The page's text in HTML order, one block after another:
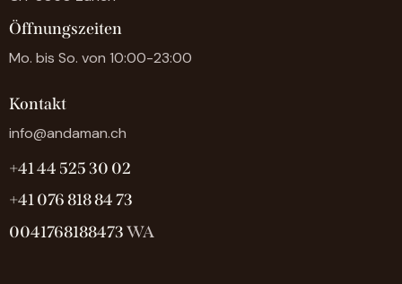
Öffnungszeiten
Mo. bis So. von 10:00-23:00
Kontakt
info@andaman.ch
+41 44 525 30 02
+41 076 818 84 73
0041768188473WA